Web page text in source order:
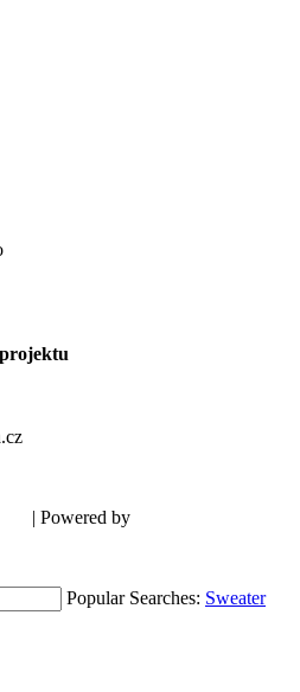
| Powered by
Popular Searches: Sweater